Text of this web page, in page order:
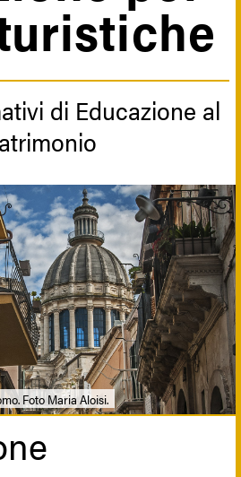
di Educazione al
Foto Maria Aloisi.